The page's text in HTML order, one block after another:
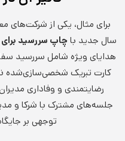
برای مثال، یکی از شرکت‌های
سال جدید باچاپ سررسید برای
هدایای ویژه شامل سررسید
کارت تبریک شخصی‌سازی‌شده
رضایتمندی و وفاداری
جلسه‌های مشترک با شرکا و
توجهی بر